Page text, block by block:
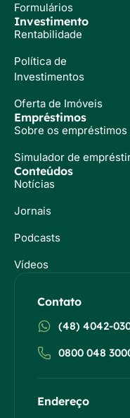
Formulários
Investimento
Rentabilidade
Política de
Investimentos
Oferta de Imóveis
Empréstimos
Sobre os empréstimos
Simulador de
Conteúdos
Notícias
Jornais
Podcasts
Vídeos
Contato
(48) 4042-
0800 048
Endereço